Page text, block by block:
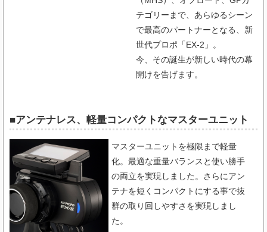
テゴリーまで、あらゆるシーン
で最高のパートナーとなる、新
世代プロポ「EX-2」。
今、その誕生が新しい時代の幕
開けを告げます。
■アンテナレス、軽量コンパクトなマスターユニット
マスターユニットを極限まで軽量
化。最適な重量バランスと使い勝手
の両立を実現しました。さらにアン
テナを短くコンパクトにする事で抜
群の取り回しやすさを実現しまし
た。